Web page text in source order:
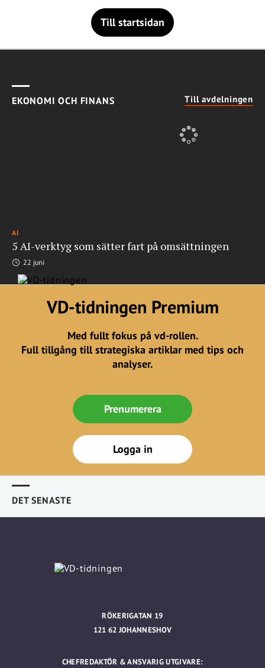
Till startsidan
EKONOMI OCH FINANS Till avdelningen
AI
5 AI-verktyg som sätter fart på omsättningen
22 juni
VD-tidningen Premium
Med fullt fokus på vd-rollen.
Full tillgång till strategiska artiklar med tips och
analyser.
Prenumerera
Logga in
DET SENASTE
RÖKERIGATAN 19
121 62 JOHANNESHOV
CHEFREDAKTÖR & ANSVARIG UTGIVARE: